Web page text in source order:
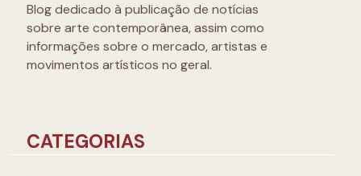
Blog dedicado à publicação de notícias
sobre arte contemporânea, assim como
informações sobre o mercado, artistas e
movimentos artísticos no geral.
CATEGORIAS